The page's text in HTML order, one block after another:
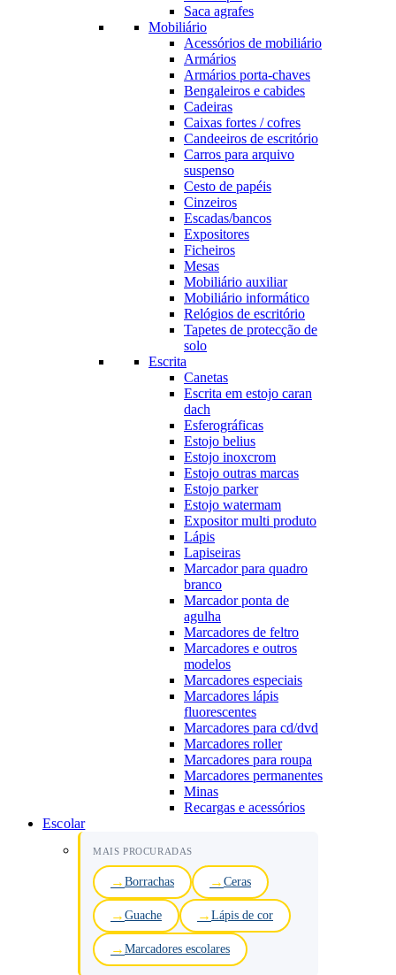
Saca agrafes
Mobiliário
Acessórios de mobiliário
Armários
Armários porta-chaves
Bengaleiros e cabides
Cadeiras
Caixas fortes / cofres
Candeeiros de escritório
Carros para arquivo
suspenso
Cesto de papéis
Cinzeiros
Escadas/bancos
Expositores
Ficheiros
Mesas
Mobiliário auxiliar
Mobiliário informático
Relógios de escritório
Tapetes de protecção de
solo
Escrita
Canetas
Escrita em estojo caran
dach
Esferográficas
Estojo belius
Estojo inoxcrom
Estojo outras marcas
Estojo parker
Estojo watermam
Expositor multi produto
Lápis
Lapiseiras
Marcador para quadro
branco
Marcador ponta de
agulha
Marcadores de feltro
Marcadores e outros
modelos
Marcadores especiais
Marcadores lápis
fluorescentes
Marcadores para cd/dvd
Marcadores roller
Marcadores para roupa
Marcadores permanentes
Minas
Recargas e acessórios
Escolar
MAIS PROCURADAS
Borrachas Ceras
Guache Lápis de cor
Marcadores escolares